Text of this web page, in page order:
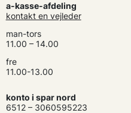
a-kasse-afdeling
kontakt en vejleder
man-tors
11.00 – 14.00
fre
11.00-13.00
konto i spar nord
6512 – 3060595223